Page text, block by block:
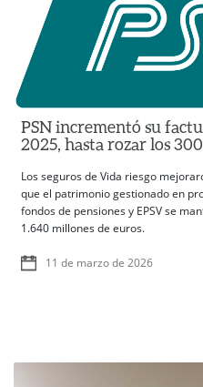
PSN incrementó su
2025, hasta rozar los
Los seguros de Vida riesgo
que el patrimonio gestionado en
fondos de pensiones y EPSV se
1.640 millones de euros.
11 de marzo de 2026